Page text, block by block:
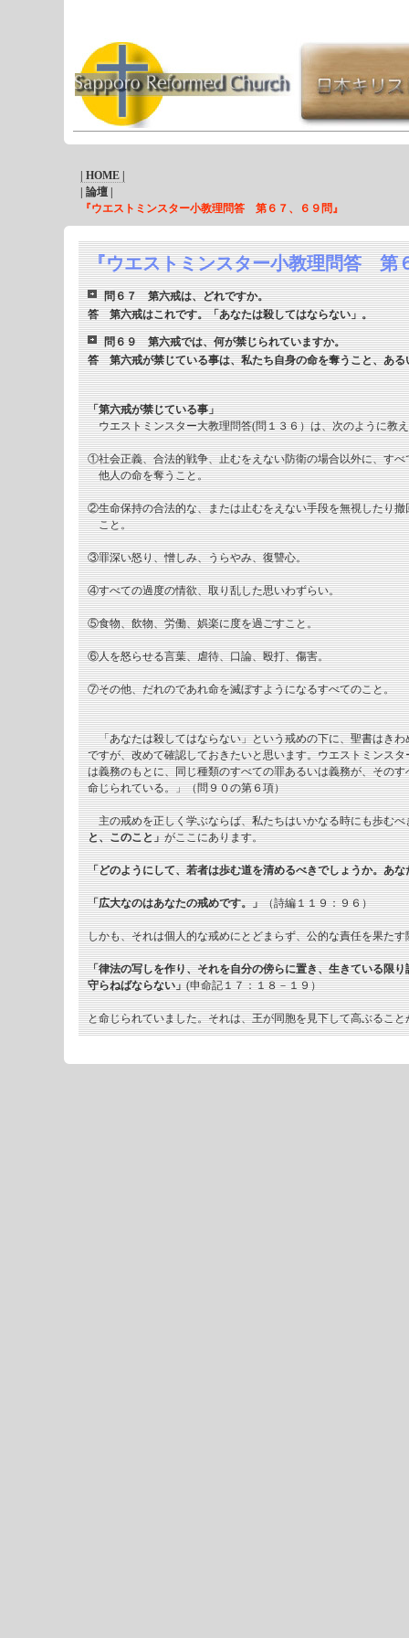
| HOME |
| 論壇 |
『ウエストミンスター小教理問答 第６７、６９問』
『ウエストミンスター小教理問答 第
問６７ 第六戒は、どれですか。
答 第六戒はこれです。「あなたは殺してはならない」。
問６９ 第六戒では、何が禁じられていますか。
答 第六戒が禁じている事は、私たち自身の命を奪うこと、あ
「第六戒が禁じている事」
ウエストミンスター大教理問答(問１３６）は、次のように教
①社会正義、合法的戦争、止むをえない防衛の場合以外に、すべ
他人の命を奪うこと。
②生命保持の合法的な、または止むをえない手段を無視したり撤
こと。
③罪深い怒り、憎しみ、うらやみ、復讐心。
④すべての過度の情欲、取り乱した思いわずらい。
⑤食物、飲物、労働、娯楽に度を過ごすこと。
⑥人を怒らせる言葉、虐待、口論、殴打、傷害。
⑦その他、だれのであれ命を滅ぼすようになるすべてのこと。
「あなたは殺してはならない」という戒めの下に、聖書はきわ
ですが、改めて確認しておきたいと思います。ウエストミンス
は義務のもとに、同じ種類のすべての罪あるいは義務が、その
命じられている。」（問９０の第６項）
主の戒めを正しく学ぶならば、私たちはいかなる時にも歩むべ
と、このこと」がここにあります。
「どのようにして、若者は歩む道を清めるべきでしょうか。あ
「広大なのはあなたの戒めです。」（詩編１１９：９６）
しかも、それは個人的な戒めにとどまらず、公的な責任を果た
「律法の写しを作り、それを自分の傍らに置き、生きている限
守らねばならない」(申命記１７：１８－１９）
と命じられていました。それは、王が同胞を見下して高ぶるこ